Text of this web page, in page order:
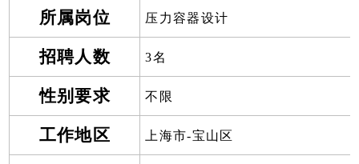
所属岗位 压力容器设计
招聘人数 3名
性别要求 不限
工作地区 上海市-宝山区